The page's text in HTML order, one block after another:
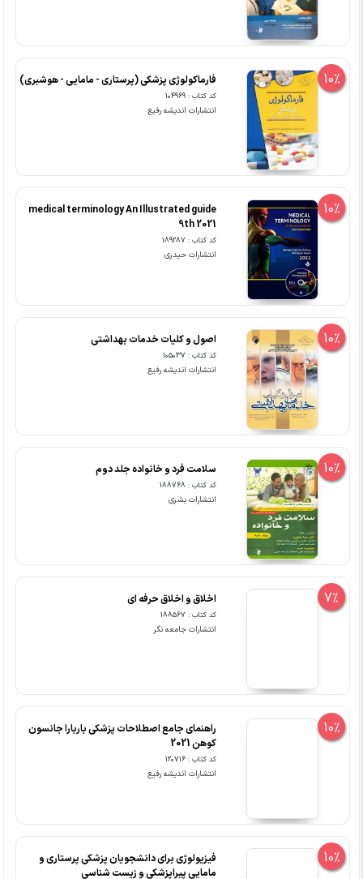
10% فارماکولوژی پزشکی (پرستاری - مامایی - هوشبری)
کد کتاب : 104969
انتشارات اندیشه رفیع
10%
medical terminology An Illustrated guide
9th 2021
کد کتاب : 189287
انتشارات حیدری
10% اصول و کلیات خدمات بهداشتی
کد کتاب : 105037
انتشارات اندیشه رفیع
10% سلامت فرد و خانواده جلد دوم
کد کتاب : 188768
انتشارات بشری
7% اخلاق و اخلاق حرفه ای
کد کتاب : 188567
انتشارات جامعه نگر
10%
راهنمای جامع اصطلاحات پزشکی باربارا جانسون
کوهن 2021
کد کتاب : 120716
انتشارات اندیشه رفیع
10%
فیزیولوژی برای دانشجویان پزشکی پرستاری و
مامایی پیراپزشکی و زیست شناسی